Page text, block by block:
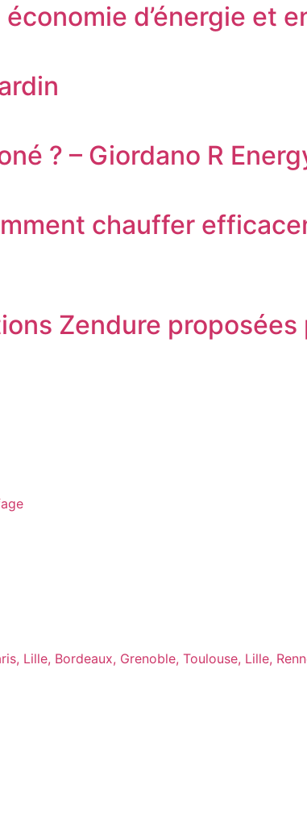
d’énergie et
? – Giordano R
chauffer
Zendure proposées
Lille, Bordeaux, Grenoble, Toulouse, Lille,